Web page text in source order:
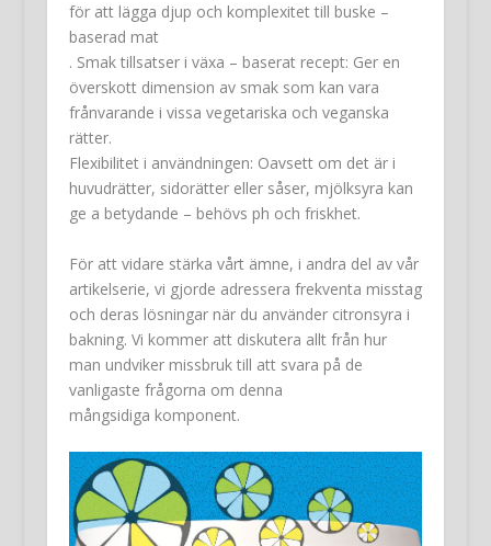
för att lägga djup och komplexitet till buske –
baserad mat
. Smak tillsatser i växa – baserat recept: Ger en
överskott dimension av smak som kan vara
frånvarande i vissa vegetariska och veganska
rätter.
Flexibilitet i användningen: Oavsett om det är i
huvudrätter, sidorätter eller såser, mjölksyra kan
ge a betydande – behövs ph och friskhet.
För att vidare stärka vårt ämne, i andra del av vår
artikelserie, vi gjorde adressera frekventa misstag
och deras lösningar när du använder citronsyra i
bakning. Vi kommer att diskutera allt från hur
man undviker missbruk till att svara på de
vanligaste frågorna om denna
mångsidiga komponent.